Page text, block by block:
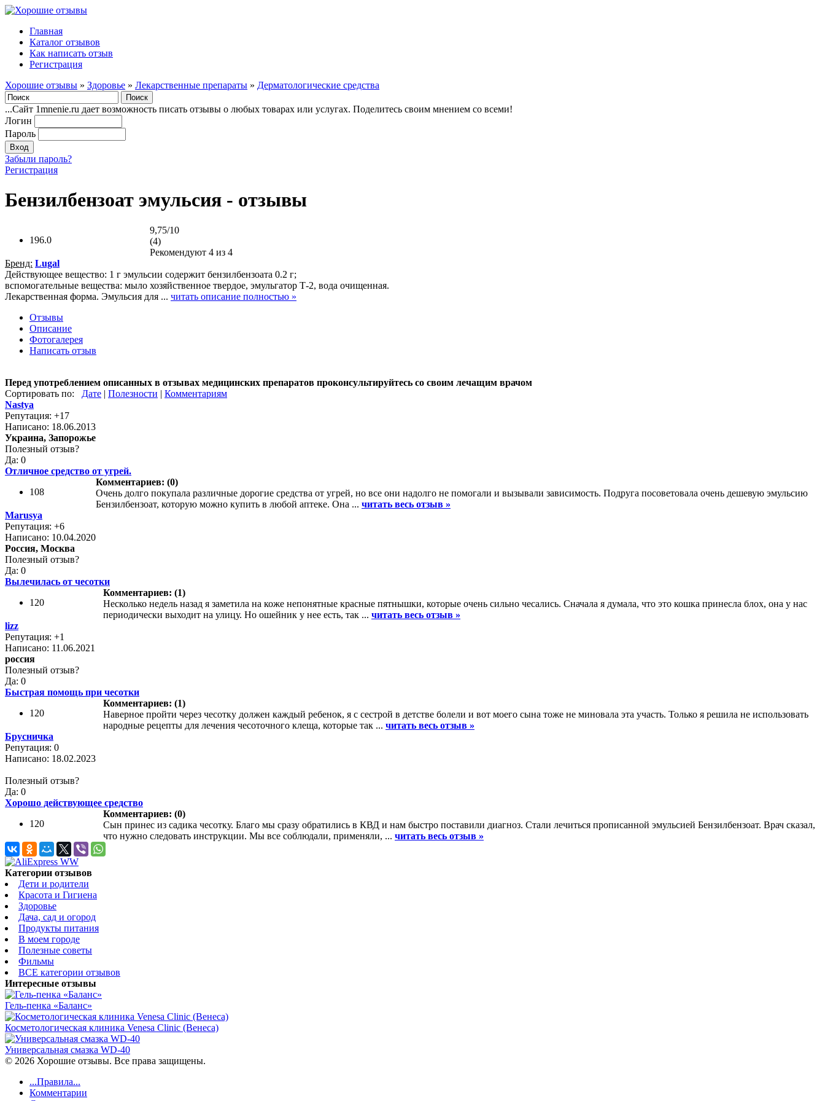
Главная
Каталог отзывов
Как написать отзыв
Регистрация
Хорошие отзывы » Здоровье » Лекарственные препараты » Дерматологические средства
...Сайт 1mnenie.ru дает возможность писать отзывы о любых товарах или услугах. Поделитесь своим мнением со всеми!
Логин
Пароль
Забыли пароль?
Регистрация
Бензилбензоат эмульсия - отзывы
196.0
9,75/10
(4)
Рекомендуют 4 из 4
Бренд: Lugal
Действующее вещество: 1 г эмульсии содержит бензилбензоата 0.2 г;
вспомогательные вещества: мыло хозяйственное твердое, эмульгатор Т-2, вода очищенная.
Лекарственная форма. Эмульсия для ... читать описание полностью »
Отзывы
Описание
Фотогалерея
Написать отзыв
Перед употреблением описанных в отзывах медицинских препаратов проконсультируйтесь со своим лечащим врачом
Сортировать по:
Дате | Полезности | Комментариям
Nastya
Репутация: +17
Написано: 18.06.2013
Украина, Запорожье
Полезный отзыв?
Да: 0
Отличное средство от угрей.
108
Комментариев: (0)
Очень долго покупала различные дорогие средства от угрей, но все они надолго не помогали и вызывали зависимость. Подруга посоветовала очень дешевую эмульсию
Бензилбензоат, которую можно купить в любой аптеке. Она ... читать весь отзыв »
Marusya
Репутация: +6
Написано: 10.04.2020
Россия, Москва
Полезный отзыв?
Да: 0
Вылечилась от чесотки
120
Комментариев: (1)
Несколько недель назад я заметила на коже непонятные красные пятнышки, которые очень сильно чесались. Сначала я думала, что это кошка принесла блох, она у нас
периодически выходит на улицу. Но ошейник у нее есть, так ... читать весь отзыв »
lizz
Репутация: +1
Написано: 11.06.2021
россия
Полезный отзыв?
Да: 0
Быстрая помощь при чесотки
120
Комментариев: (1)
Наверное пройти через чесотку должен каждый ребенок, я с сестрой в детстве болели и вот моего сына тоже не миновала эта участь. Только я решила не использовать
народные рецепты для лечения чесоточного клеща, которые так ... читать весь отзыв »
Брусничка
Репутация: 0
Написано: 18.02.2023
Полезный отзыв?
Да: 0
Хорошо действующее средство
120
Комментариев: (0)
Сын принес из садика чесотку. Благо мы сразу обратились в КВД и нам быстро поставили диагноз. Стали лечиться прописанной эмульсией Бензилбензоат. Врач сказал,
что нужно следовать инструкции. Мы все соблюдали, применяли, ... читать весь отзыв »
Категории отзывов
Дети и родители
Красота и Гигиена
Здоровье
Дача, сад и огород
Продукты питания
В моем городе
Полезные советы
Фильмы
ВСЕ категории отзывов
Интересные отзывы
Гель-пенка «Баланс»
Косметологическая клиника Venesa Clinic (Венеса)
Универсальная смазка WD-40
© 2026 Хорошие отзывы. Все права защищены.
...Правила...
Комментарии